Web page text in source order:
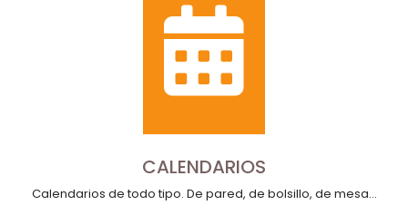
CALENDARIOS
Calendarios de todo tipo. De pared, de bolsillo, de mesa...